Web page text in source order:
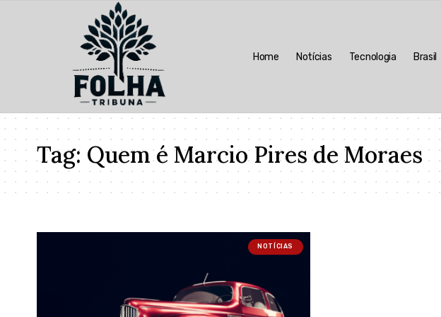
Home Notícias Tecnologia Brasil
Tag: Quem é Marcio Pires de Moraes
NOTÍCIAS